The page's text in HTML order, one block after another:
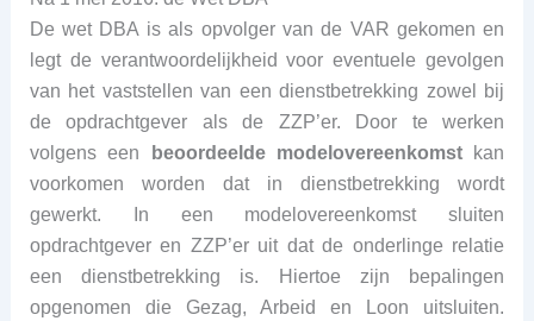
De wet DBA is als opvolger van de VAR gekomen en
legt de verantwoordelijkheid voor eventuele gevolgen
van het vaststellen van een dienstbetrekking zowel bij
de opdrachtgever als de ZZP’er. Door te werken
volgens een
beoordeelde modelovereenkomstkan
voorkomen worden dat in dienstbetrekking wordt
gewerkt. In een modelovereenkomst sluiten
opdrachtgever en ZZP’er uit dat de onderlinge relatie
een dienstbetrekking is. Hiertoe zijn bepalingen
opgenomen die Gezag, Arbeid en Loon uitsluiten.